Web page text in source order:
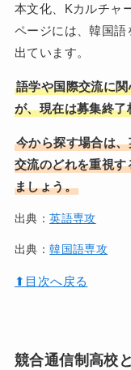
本文化、Kカルチャ
ページには、韓国
出ています。
語学や国際交流に
が、現在は募集終
今から探す場合は
交流のどれを重視
ましょう。
出典：英語専攻
出典：韓国語専攻
⬆︎目次へ戻る
競合通信制高校